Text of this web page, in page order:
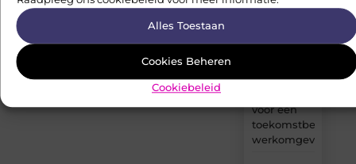
Alles Toestaan
Cookies Beheren
Cookiebeleid
blijven in
levensfase
Slimme
voor een
werkomgeving